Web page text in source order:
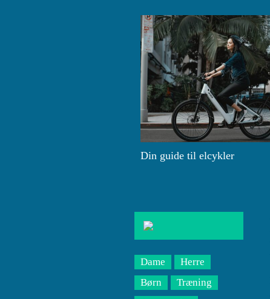
Din guide til elcykler
Dame
Herre
Børn
Træning